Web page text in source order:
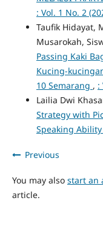
: Vol. 1 No. 2
Taufik Hidayat,
Musarokah,
Passing Kaki
Kucing-
10 Semarang , :
Lailia Dwi
Strategy with
Speaking Ability
Previous
You may also start an
article.